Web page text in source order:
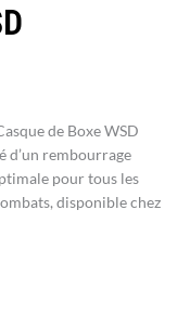
de Boxe WSD
d’un rembourrage
pour tous les
disponible chez